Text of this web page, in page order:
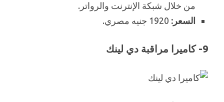
من خلال شبكة الإنترنت والرواتر.
السعر:
9- كاميرا مراقبة دي لينك